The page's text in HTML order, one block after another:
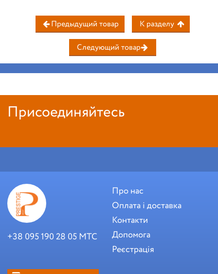
Предыдущий товар К разделу
Следующий товар
Присоединяйтесь
+38 095 190 28 05 МТС
Про нас
Оплата і доставка
Контакти
Допомога
Реєстрація